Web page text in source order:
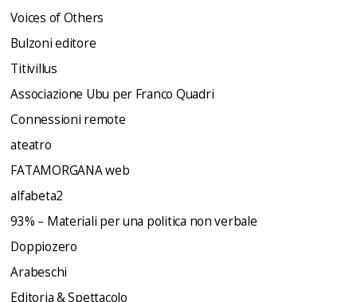
Voices of Others
Bulzoni editore
Titivillus
Associazione Ubu per Franco Quadri
Connessioni remote
ateatro
FATAMORGANA web
alfabeta2
93% – Materiali per una politica non verbale
Doppiozero
Arabeschi
Editoria & Spettacolo